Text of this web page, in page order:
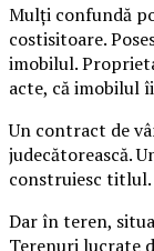
Mulți confundă
costisitoare.
imobilul.
acte, că imobilul
Un contract de
judecătorească.
construiesc titlul.
Dar în teren,
Terenuri lucrate